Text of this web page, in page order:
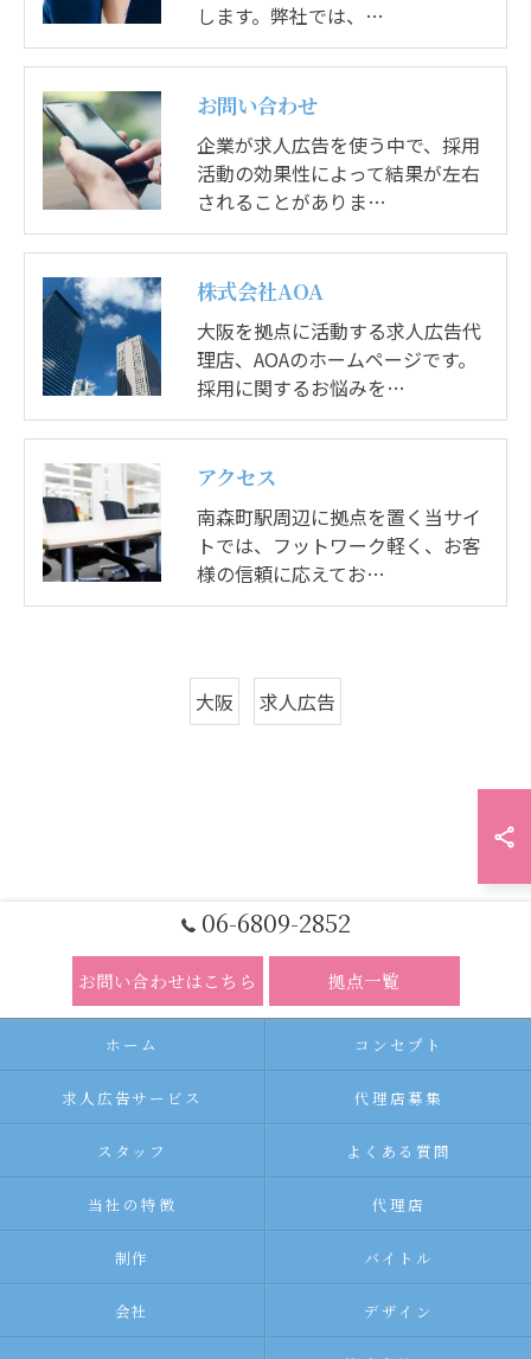
します。弊社では、…
お問い合わせ
企業が求人広告を使う中で、採用
活動の効果性によって結果が左右
されることがありま…
株式会社AOA
大阪を拠点に活動する求人広告代
理店、AOAのホームページです。
採用に関するお悩みを…
アクセス
南森町駅周辺に拠点を置く当サイ
トでは、フットワーク軽く、お客
様の信頼に応えてお…
大阪 求人広告
06-6809-2852
お問い合わせはこちら 拠点一覧
ホーム コンセプト
求人広告サービス 代理店募集
スタッフ よくある質問
当社の特徴 代理店
制作 バイトル
会社 デザイン